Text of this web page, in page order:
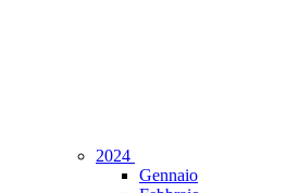
2024
Gennaio